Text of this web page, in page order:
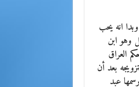
انه يحب
وهو ابن
العراق
لتزويجه بعد أن
عبد